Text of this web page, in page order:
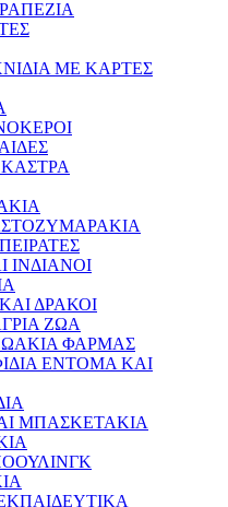
ΜΕ ΚΑΡΤΕΣ
ΔΡΑΚΟΙ
ΖΩΑ
ΦΑΡΜΑΣ
ΕΝΤΟΜΑ ΚΑΙ
ΜΠΑΣΚΕΤΑΚΙΑ